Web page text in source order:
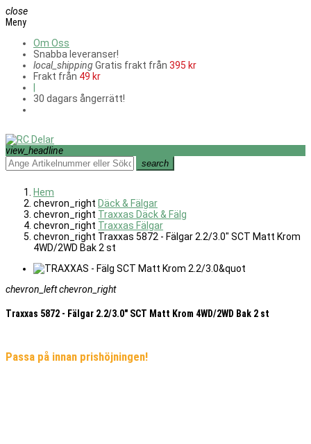
close
Meny
Om Oss
Snabba leveranser!
local_shippingGratis frakt från 395 kr
Frakt från 49 kr
30 dagars ångerrätt!
view_headline
search
Hem
chevron_right Däck & Fälgar
chevron_right Traxxas Däck & Fälg
chevron_right Traxxas Fälgar
chevron_right Traxxas 5872 - Fälgar 2.2/3.0" SCT Matt Krom
4WD/2WD Bak 2 st
chevron_leftchevron_right
Traxxas 5872 - Fälgar 2.2/3.0" SCT Matt Krom 4WD/2WD Bak 2 st
Passa på innan prishöjningen!